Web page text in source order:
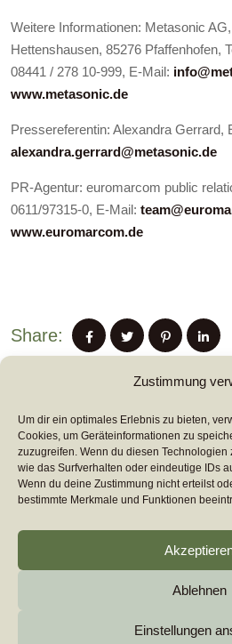
Zustimmung
Um dir ein optimales Erlebnis zu bieten,
Cookies, um Geräteinformationen zu
zuzugreifen. Wenn du diesen Technologien
wie das Surfverhalten oder eindeutige IDs
Wenn du deine Zustimmung nicht erteilst
bestimmte Merkmale und Funktionen
Ablehnen
Einstellungen
Weitere Informationen: Metasonic
Hettenshausen, 85276 Pfaffenhofen,
08441 / 278 10-999, E-Mail:
www.metasonic.de
Pressereferentin: Alexandra Gerrard,
alexandra.gerrard@metasonic.de
PR-Agentur: euromarcom public
0611/97315-0, E-Mail:
www.euromarcom.de
Share:
PREVIUS
NEXT POST
euromarcomAll